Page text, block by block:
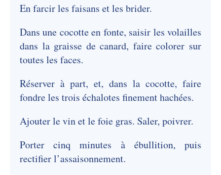
En farcir les faisans et les brider.
Dans une cocotte en fonte, saisir les volailles
dans la graisse de canard, faire colorer sur
toutes les faces.
Réserver à part, et, dans la cocotte, faire
fondre les trois échalotes finement hachées.
Ajouter le vin et le foie gras. Saler, poivrer.
Porter cinq minutes à ébullition, puis
rectifier l’assaisonnement.